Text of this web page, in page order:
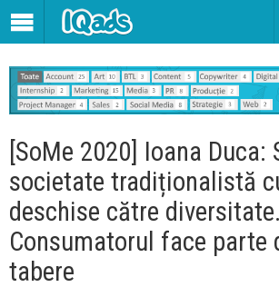
[SoMe 2020] Ioana Duca:
societate tradiționalistă
deschise către diversitate.
Consumatorul face parte
tabere